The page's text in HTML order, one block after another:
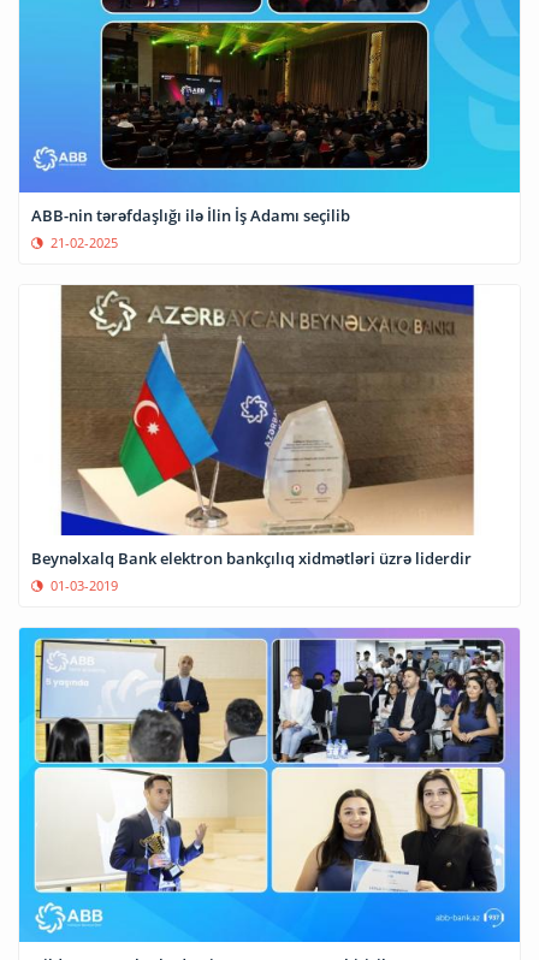
ABB-nin tərəfdaşlığı ilə İlin İş Adamı seçilib
21-02-2025
Beynəlxalq Bank elektron bankçılıq xidmətləri üzrə liderdir
01-03-2019